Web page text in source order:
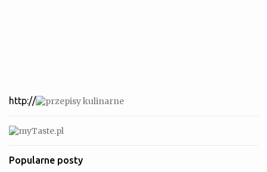
http://
Popularne posty